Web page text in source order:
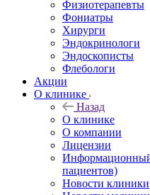
Физиотерапевты
Фониатры
Хирурги
Эндокринологи
Эндоскописты
Флебологи
Акции
О клинике
Назад
О клинике
О компании
Лицензии
пациентов)
Новости клиники